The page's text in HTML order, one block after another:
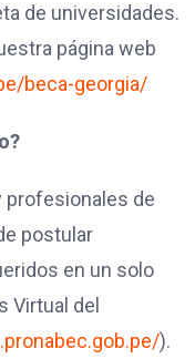
de universidades.
página web
beca-georgia/
profesionales de
postular
en un solo
Virtual del
).